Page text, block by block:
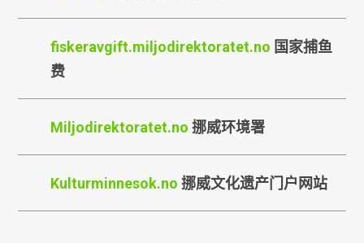
fiskeravgift.miljodirektoratet.no 国家捕鱼
费
Miljodirektoratet.no 挪威环境署
Kulturminnesok.no 挪威文化遗产门户网站